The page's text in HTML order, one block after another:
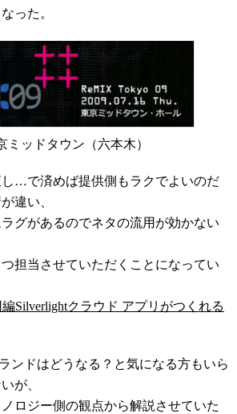
った。
ミッドタウン（六本木）
…で済めば提供側もラクでよいのだ
違い、
グがあるのでネタの流用が効かない
担当させていただくことになってい
Silverlightクラウド アプリがつくれる
ンドはどうなる？と気になる方もいら
が、
ロジー側の観点から解説させていた